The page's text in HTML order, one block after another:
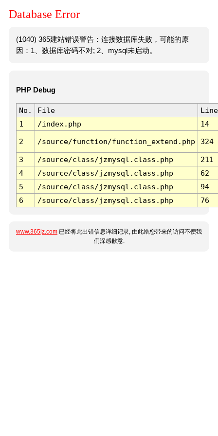
Database Error
(1040) 365建站错误警告：连接数据库失败，可能的原
因：1、数据库密码不对; 2、mysql未启动。
PHP Debug
No. File
Line
1
/index.php 14
2 /source/function/function_extend.php 324
3 /source/class/jzmysql.class.php
211
4
/source/class/jzmysql.class.php
62
5
/source/class/jzmysql.class.php
94
6
/source/class/jzmysql.class.php 76
www.365jz.com 已经将此出错信息详细记录, 由此给您带来的访问不便我
们深感歉意.